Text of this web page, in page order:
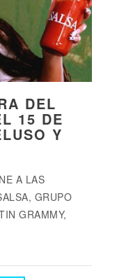
DEL
15 DE
Y
A LAS
GRUPO
GRAMMY,